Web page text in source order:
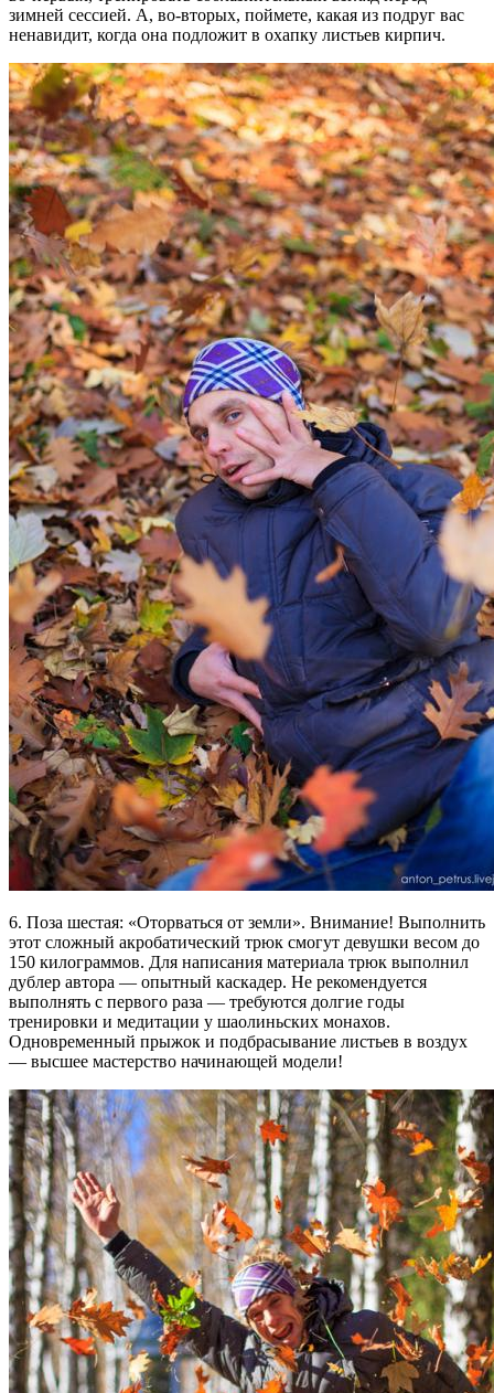
зимней сессией. А, во-вторых, поймете, какая из подруг вас
ненавидит, когда она подложит в охапку листьев кирпич.
6. Поза шестая: «Оторваться от земли». Внимание! Выполнить
этот сложный акробатический трюк смогут девушки весом до
150 килограммов. Для написания материала трюк выполнил
дублер автора — опытный каскадер. Не рекомендуется
выполнять с первого раза — требуются долгие годы
тренировки и медитации у шаолиньских монахов.
Одновременный прыжок и подбрасывание листьев в воздух
— высшее мастерство начинающей модели!